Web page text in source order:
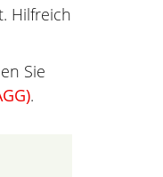
Hilfreich
Sie
.